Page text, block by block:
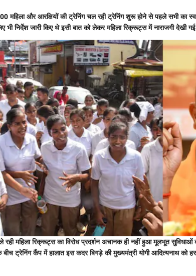
महिला और आरक्षियों की ट्रेनिंग चल रही ट्रेनिंग शुरू होने से पहले सभी का
भी निर्देश जारी किए थे इसी बात को लेकर महिला रिक्रूट्स में नाराजगी देखी
रही महिला रिक्रूट्स का विरोध प्रदर्शन अचानक ही नहीं हुआ मूलभूत
ट्रेनिंग कैंप में हालात इस कदर बिगड़े की मुख्यमंत्री योगी आदित्यनाथ को